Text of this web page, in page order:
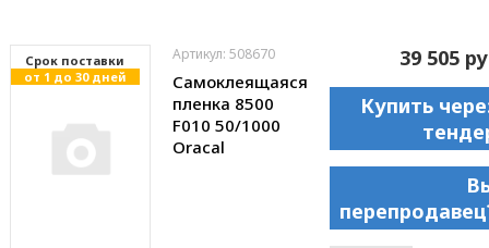
Cрок поставки
от 1 до 30 дней
Артикул: 508670
Самоклеящаяся
пленка 8500
F010 50/1000
Oracal
39 505
Купить